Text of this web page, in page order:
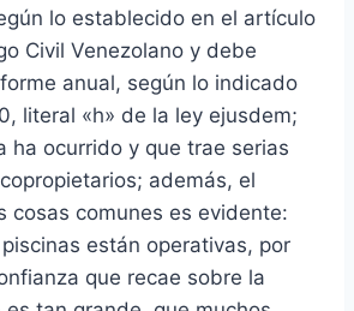
lo establecido en el artículo
Civil Venezolano y debe
anual, según lo indicado
literal «h» de la ley ejusdem;
ha ocurrido y que trae serias
además, el
cosas comunes es evidente:
están operativas, por
que recae sobre la